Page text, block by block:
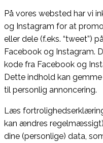
På vores websted har vi
og Instagram for at
eller dele (f.eks. “tweet”)
Facebook og Instagram.
kode fra Facebook og
Dette indhold kan
til personlig annoncering.
Læs
kan ændres
dine (personlige) data,